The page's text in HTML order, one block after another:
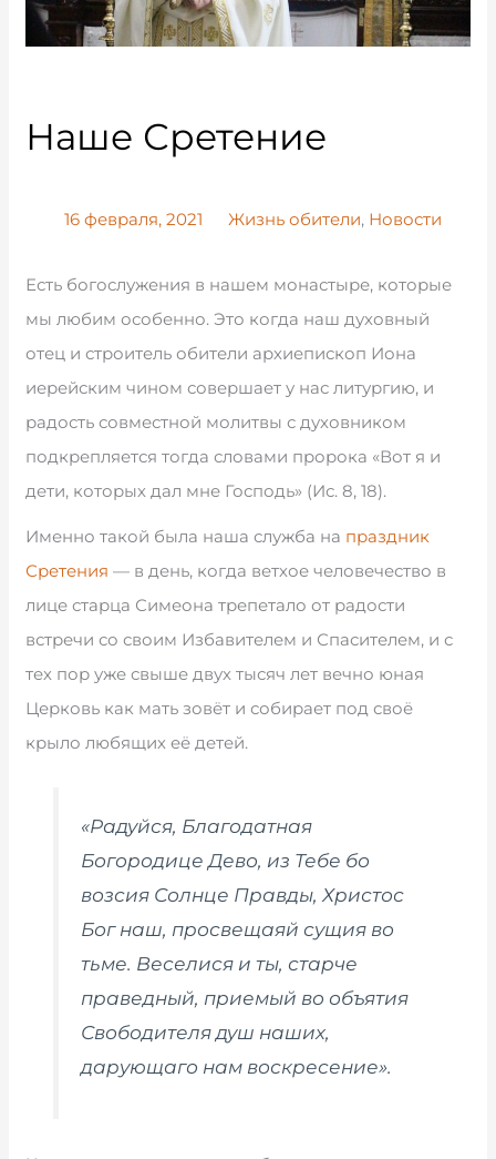
Наше Сретение
16 февраля, 2021 Жизнь обители, Новости
Есть богослужения в нашем монастыре, которые
мы любим особенно. Это когда наш духовный
отец и строитель обители архиепископ Иона
иерейским чином совершает у нас литургию, и
радость совместной молитвы с духовником
подкрепляется тогда словами пророка «Вот я и
дети, которых дал мне Господь» (Ис. 8, 18).
Именно такой была наша служба на праздник
Сретения — в день, когда ветхое человечество в
лице старца Симеона трепетало от радости
встречи со своим Избавителем и Спасителем, и с
тех пор уже свыше двух тысяч лет вечно юная
Церковь как мать зовёт и собирает под своё
крыло любящих её детей.
«Радуйся, Благодатная
Богородице Дево, из Тебе бо
возсия Солнце Правды, Христос
Бог наш, просвещаяй сущия во
тьме. Веселися и ты, старче
праведный, приемый во объятия
Свободителя душ наших,
дарующаго нам воскресение».